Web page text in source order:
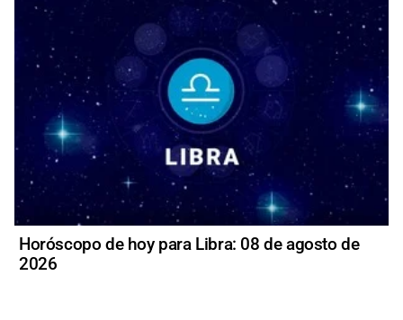
Horóscopo de hoy para Libra: 08 de agosto de
2026